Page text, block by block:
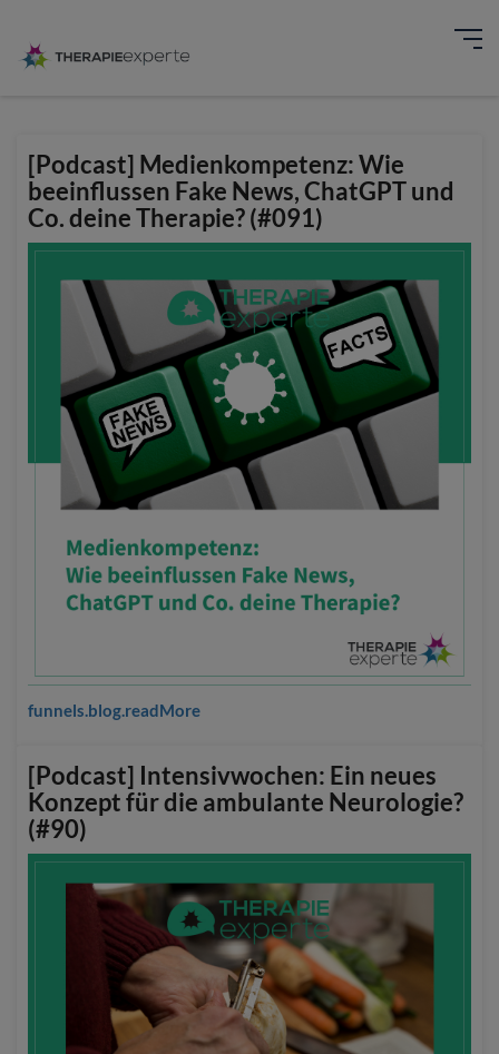
[Podcast] Medienkompetenz: Wie
beeinflussen Fake News, ChatGPT und
Co. deine Therapie? (#091)
funnels.blog.readMore
[Podcast] Intensivwochen: Ein neues
Konzept für die ambulante Neurologie?
(#90)